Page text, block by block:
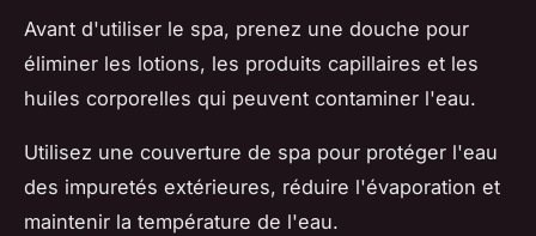
Avant d'utiliser le spa, prenez une douche pour
éliminer les lotions, les produits capillaires et les
huiles corporelles qui peuvent contaminer l'eau.
Utilisez une couverture de spa pour protéger l'eau
des impuretés extérieures, réduire l'évaporation et
maintenir la température de l'eau.